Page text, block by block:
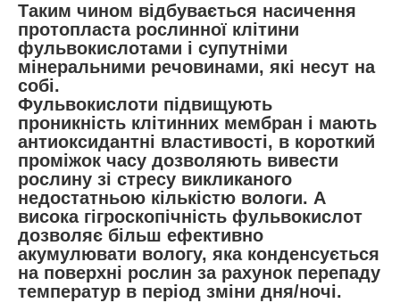
Таким чином відбувається насичення
протопласта рослинної клітини
фульвокислотами і супутніми
мінеральними речовинами, які несут на
собі.
Фульвокислоти підвищують
проникність клітинних мембран і мають
антиоксидантні властивості, в короткий
проміжок часу дозволяють вивести
рослину зі стресу викликаного
недостатньою кількістю вологи. А
висока гігроскопічність фульвокислот
дозволяє більш ефективно
акумулювати вологу, яка конденсується
на поверхні рослин за рахунок перепаду
температур в період зміни дня/ночі.